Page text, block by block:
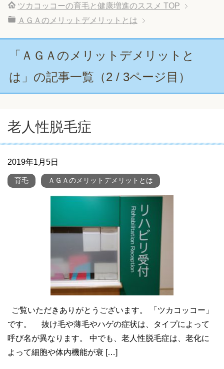
ツカコッコーの育毛と健康増進のススメ TOP
ＡＧＡのメリットデメリットとは
「ＡＧＡのメリットデメリットと
は」の記事一覧（2 / 3ページ目）
老人性脱毛症
2019年1月5日
育毛 ＡＧＡのメリットデメリットとは
ご覧いただきありがとうございます。 「ツカコッコー」
です。 抜け毛や薄毛やハゲの症状は、タイプによって
呼び名が異なります。 中でも、老人性脱毛症は、老化に
よって細胞や体内機能が衰 […]